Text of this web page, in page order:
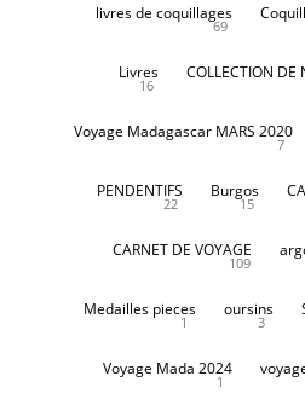
livres de coquillages
69
Livres
16
COLLECTION DE
Voyage Madagascar MARS 2020
7
PENDENTIFS
22
Burgos
15
CARNET DE VOYAGE
109
Medailles pieces
1
oursins
3
Voyage Mada 2024
1